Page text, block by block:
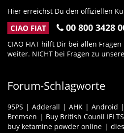
Hier erreichst Du den offiziellen
CIAO FIAT 00 800 3428
CIAO FIAT hilft Dir bei allen
weiter. NICHT bei Fragen zu
Forum-Schlagworte
95PS Adderall AHK Android
Bremsen
Buy British Counil
buy ketamine powder online